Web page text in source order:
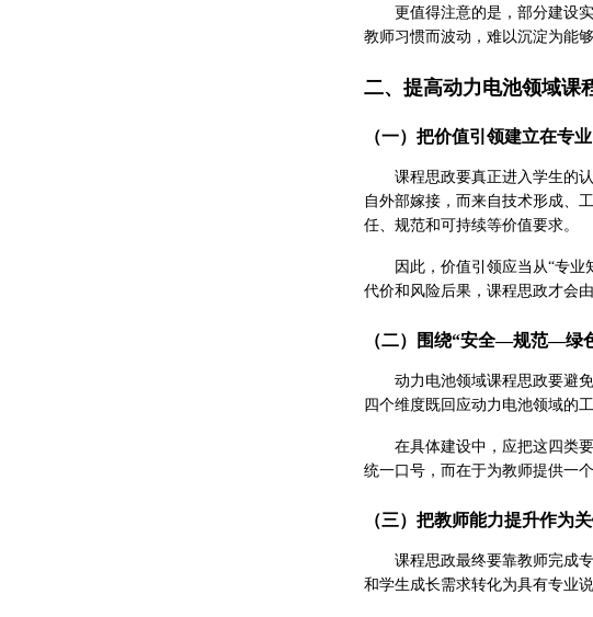
更值得注意的是，部分建设
教师习惯而波动，难以沉淀为能
二、提高动力电池领域课
（一）把价值引领建立在专
课程思政要真正进入学生的
自外部嫁接，而来自技术形成、
任、规范和可持续等价值要求。
因此，价值引领应当从“专
代价和风险后果，课程思政才会
（二）围绕“安全—规范—绿
动力电池领域课程思政要避
四个维度既回应动力电池领域的
在具体建设中，应把这四类
统一口号，而在于为教师提供一
（三）把教师能力提升作为
课程思政最终要靠教师完成
和学生成长需求转化为具有专业